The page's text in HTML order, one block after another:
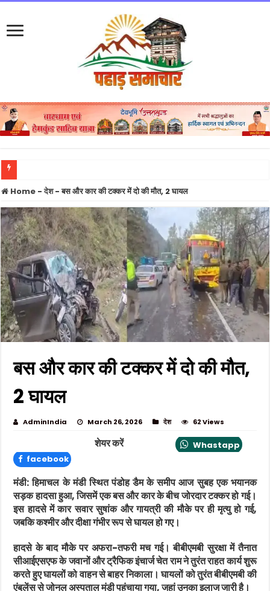
उत्तराखंड में बारिश का कहर जारी: 132 सड़कें बंद, नदियां चेतावनी रेखा के करीब, आज भी येलो
Home - देश- बस और कार की टक्कर में दो की मौत, 2 घायल
बस और कार की टक्कर में दो की मौत,
2 घायल
AdminIndia March 26, 2026 देश 62 Views
शेयर करें
Whastapp
facebook
मंडी:हिमाचल के मंडी स्थित पंडोह डैम के समीप आज सुबह एक भयानक
सड़क हादसा हुआ, जिसमें एक बस और कार के बीच जोरदार टक्कर हो गई।
इस हादसे में कार सवार सुषांक और गायत्री की मौके पर ही मृत्यु हो गई,
जबकि कश्मीर और दीक्षा गंभीर रूप से घायल हो गए।
हादसे के बाद मौके पर अफरा-तफरी मच गई। बीबीएमबी सुरक्षा में तैनात
सीआईएसएफ के जवानों और ट्रैफिक इंचार्ज चेत राम ने तुरंत राहत कार्य शुरू
करते हुए घायलों को वाहन से बाहर निकाला। घायलों को तुरंत बीबीएमबी की
एंबुलेंस से जोनल अस्पताल मंडी पहुंचाया गया, जहां उनका इलाज जारी है।